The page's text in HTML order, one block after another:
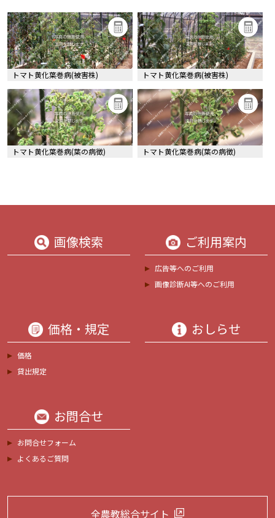
トマト黄化葉巻病(被害株) トマト黄化葉巻病(被害株)
トマト黄化葉巻病(葉の病徴) トマト黄化葉巻病(葉の病徴)
画像検索 ご利用案内
広告等へのご利用
画像診断AI等へのご利用
価格・規定
価格
貸出規定
おしらせ
お問合せ
お問合せフォーム
よくあるご質問
全農教総合サイト